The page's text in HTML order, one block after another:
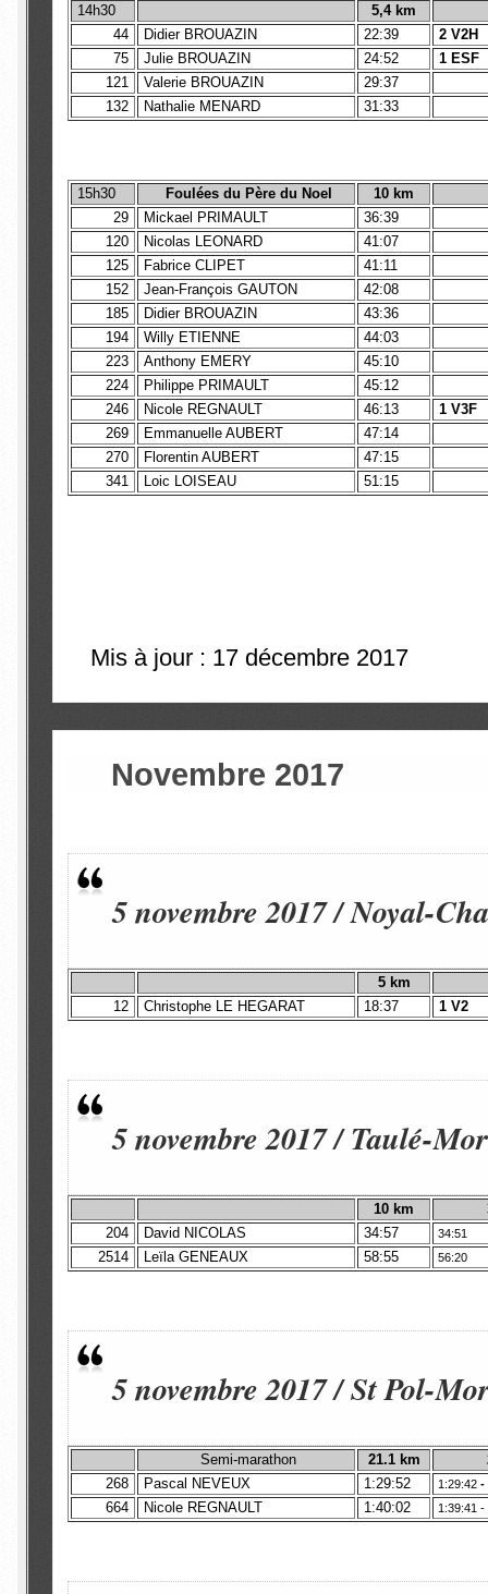
14h30
5,4 km
44
Didier BROUAZIN 22:39
2 V2H
75
Julie BROUAZIN 24:52
1 ESF
121
Valerie BROUAZIN
29:37
132
Nathalie MENARD 31:33
15h30 Foulées du Père du Noel
10 km
29
Mickael PRIMAULT
36:39
120
Nicolas LEONARD
41:07
125
Fabrice CLIPET
41:11
152
Jean-François GAUTON
42:08
185
Didier BROUAZIN
43:36
194
Willy ETIENNE
44:03
223
Anthony EMERY
45:10
224
Philippe PRIMAULT
45:12
246
Nicole REGNAULT 46:13
1 V3F
269
Emmanuelle AUBERT
47:14
270
Florentin AUBERT
47:15
341
Loic LOISEAU 51:15
Mis à jour : 17 décembre 2017
Novembre 2017
5 novembre 2017 / Noyal-
5 km
12
Christophe LE HEGARAT 18:37 1 V2
5 novembre 2017 / Taulé-
10 km
204
David NICOLAS 34:57 34:51
2514 Leïla GENEAUX 58:55 56:20
5 novembre 2017 / St Pol-
Semi-marathon 21.1 km
268
Pascal NEVEUX 1:29:52 1:29:42-
664 Nicole REGNAULT 1:40:02 1:39:41 -